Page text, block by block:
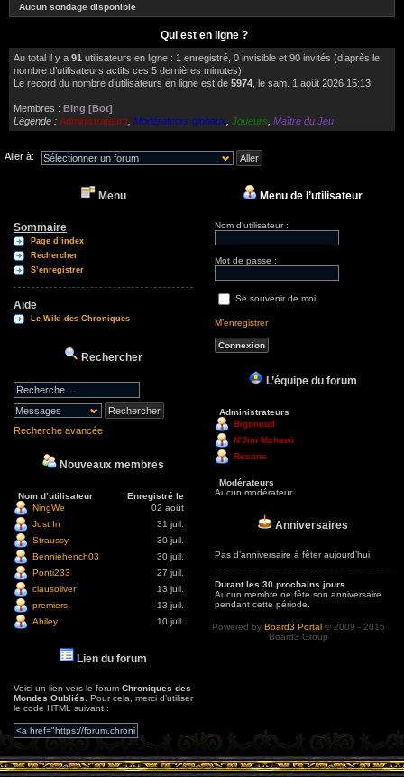
Aucun sondage disponible
Qui est en ligne ?
Au total il y a 91 utilisateurs en ligne : 1 enregistré, 0 invisible et 90 invités (d’après le
nombre d’utilisateurs actifs ces 5 dernières minutes)
Le record du nombre d’utilisateurs en ligne est de 5974 , le sam. 1 août 2026 15:13
Membres : Bing [Bot]
Légende : Administrateurs Modérateurs globaux Joueurs Maître du Jeu
Aller à:
Menu
Sommaire
Page d’index
Rechercher
S’enregistrer
Aide
Le Wiki des Chroniques
Rechercher
Recherche avancée
Nouveaux membres
Nom d’utilisateur
Enregistré le
NingWe
02 août
Just In
31 juil.
Straussy
30 juil.
Benniehench03
30 juil.
Ponti233
27 juil.
clausoliver
13 juil.
premiers
13 juil.
Ahiley
10 juil.
Lien du forum
Voici un lien vers le forum Chroniques des
Mondes Oubliés . Pour cela, merci d’utiliser
le code HTML suivant :
Menu de l’utilisateur
Nom d’utilisateur :
Mot de passe :
Se souvenir de moi
M’enregistrer
L’équipe du forum
Administrateurs
Bigonoud
N'Jini Mchawi
Resane
Modérateurs
Aucun modérateur
Anniversaires
Pas d’anniversaire à fêter aujourd’hui
Durant les 30 prochains jours
Aucun membre ne fête son anniversaire
pendant cette période.
Powered by Board3 Portal © 2009 - 2015
Board3 Group